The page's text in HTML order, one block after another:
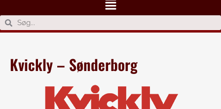
Kvickly – Sønderborg